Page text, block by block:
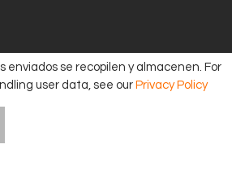
enviados se recopilen y almacenen. For
user data, see our Privacy Policy